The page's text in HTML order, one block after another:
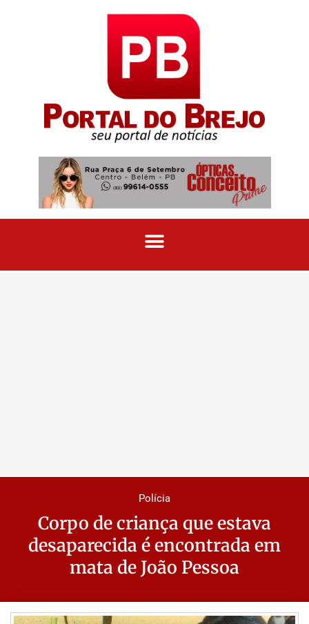
Polícia
Corpo de criança que estava
desaparecida é encontrada em
mata de João Pessoa